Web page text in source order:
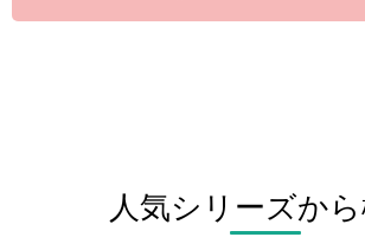
人気シリーズか